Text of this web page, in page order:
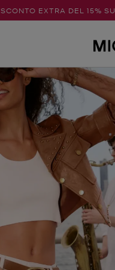
SCONTO EXTRA DEL 15%